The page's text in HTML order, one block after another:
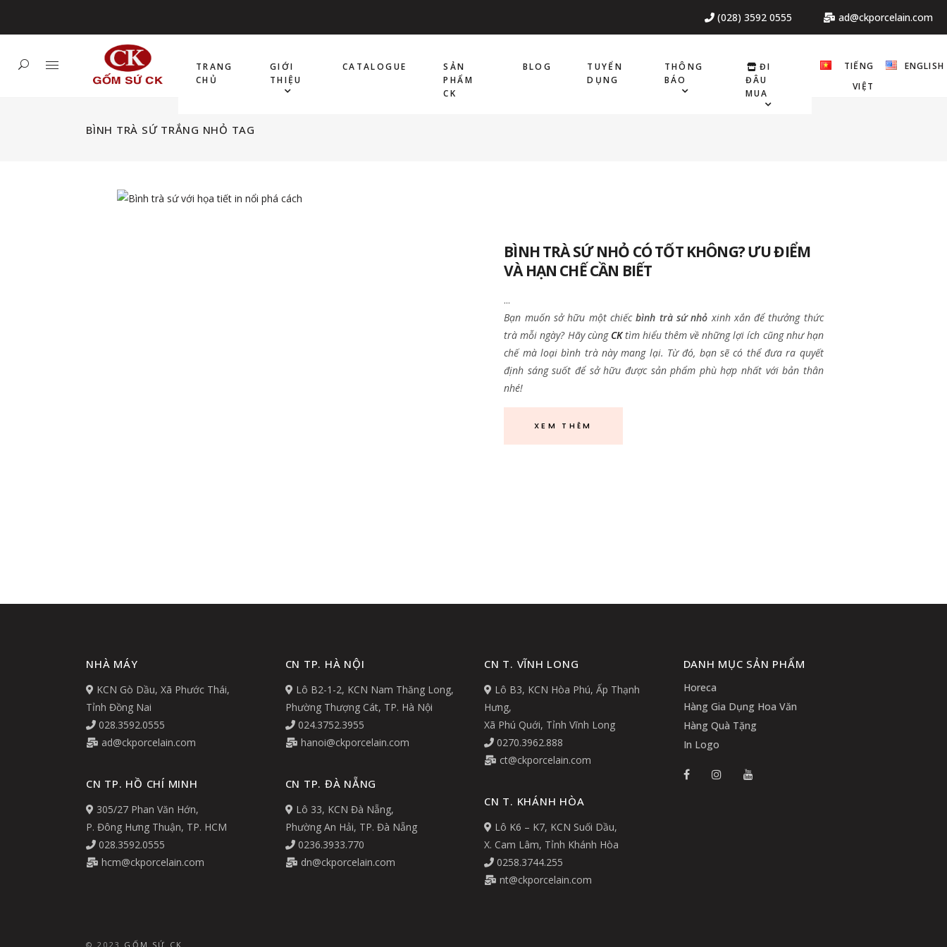
(028) 3592 0555 ad@ckporcelain.com
TRANG
CHỦ
GIỚI
THIỆU
CATALOGUE
SẢN
PHẨM
CK
BLOG
TUYỂN
DỤNG
THÔNG
BÁO
ĐI
ĐÂU
MUA
TIẾNG
VIỆT
ENGLISH
BÌNH TRÀ SỨ TRẮNG NHỎ TAG
BÌNH TRÀ SỨ NHỎ CÓ TỐT KHÔNG? ƯU ĐIỂM
VÀ HẠN CHẾ CẦN BIẾT
Bạn muốn sở hữu một chiếcbình trà sứ nhỏ xinh xắn để thưởng thức
trà mỗi ngày? Hãy cùng CKtìm hiểu thêm về những lợi ích cũng như hạn
chế mà loại bình trà này mang lại. Từ đó, bạn sẽ có thể đưa ra quyết
định sáng suốt để sở hữu được sản phẩm phù hợp nhất với bản thân
nhé!
XEM THÊM
NHÀ MÁY
KCN Gò Dầu, Xã Phước Thái,
Tỉnh Đồng Nai
028.3592.0555
ad@ckporcelain.com
CN TP. HỒ CHÍ MINH
305/27 Phan Văn Hớn,
P. Đông Hưng Thuận, TP. HCM
028.3592.0555
hcm@ckporcelain.com
CN TP. HÀ NỘI
Lô B2-1-2, KCN Nam Thăng Long,
Phường Thượng Cát, TP. Hà Nội
024.3752.3955
hanoi@ckporcelain.com
CN TP. ĐÀ NẴNG
Lô 33, KCN Đà Nẵng,
Phường An Hải, TP. Đà Nẵng
0236.3933.770
dn@ckporcelain.com
CN T. VĨNH LONG
Lô B3, KCN Hòa Phú, Ấp Thạnh
Hưng,
Xã Phú Quới, Tỉnh Vĩnh Long
0270.3962.888
ct@ckporcelain.com
CN T. KHÁNH HÒA
Lô K6 – K7, KCN Suối Dầu,
X. Cam Lâm, Tỉnh Khánh Hòa
0258.3744.255
nt@ckporcelain.com
DANH MỤC SẢN PHẨM
Horeca
Hàng Gia Dụng Hoa Văn
Hàng Quà Tặng
In Logo
© 2023 GỐM SỨ CK